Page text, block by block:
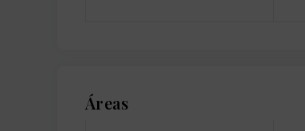
Áreas